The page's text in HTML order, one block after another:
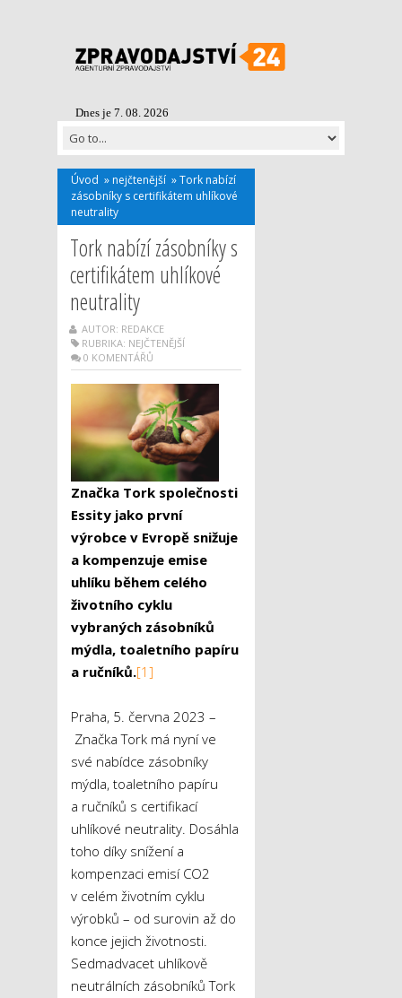
Dnes je 7. 08. 2026
Úvod » nejčtenější »Tork nabízí
zásobníky s certifikátem uhlíkové
neutrality
Tork nabízí zásobníky s
certifikátem uhlíkové
neutrality
AUTOR: REDAKCE
RUBRIKA: NEJČTENĚJŠÍ
0 KOMENTÁŘŮ
Značka Tork společnosti
Essity jako první
výrobce v Evropě snižuje
a kompenzuje emise
uhlíku během celého
životního cyklu
vybraných zásobníků
mýdla, toaletního papíru
a ručníků.[1]
Praha, 5. června 2023 –
Značka Tork má nyní ve
své nabídce zásobníky
mýdla, toaletního papíru
a ručníků s certifikací
uhlíkové neutrality. Dosáhla
toho díky snížení a
kompenzaci emisí CO2
v celém životním cyklu
výrobků – od surovin až do
konce jejich životnosti.
Sedmadvacet uhlíkově
neutrálních zásobníků Tork